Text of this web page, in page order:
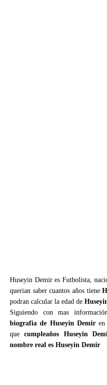
Huseyin Demir es Futbolista,
querian saber cuantos años tiene
podran calcular la edad de
Siguiendo con mas
biografia de Huseyin Demir
quecumpleaños Huseyin
nombre real es Huseyin Demir